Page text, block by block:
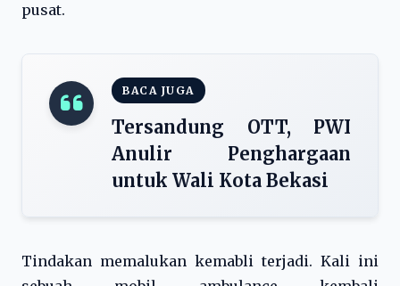
pusat.
BACA JUGA
Tersandung OTT, PWI
Anulir Penghargaan
untuk Wali Kota Bekasi
Tindakan memalukan kemabli terjadi. Kali ini